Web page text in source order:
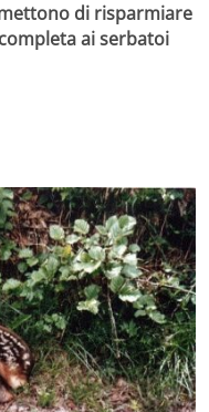
di risparmiare
ai serbatoi